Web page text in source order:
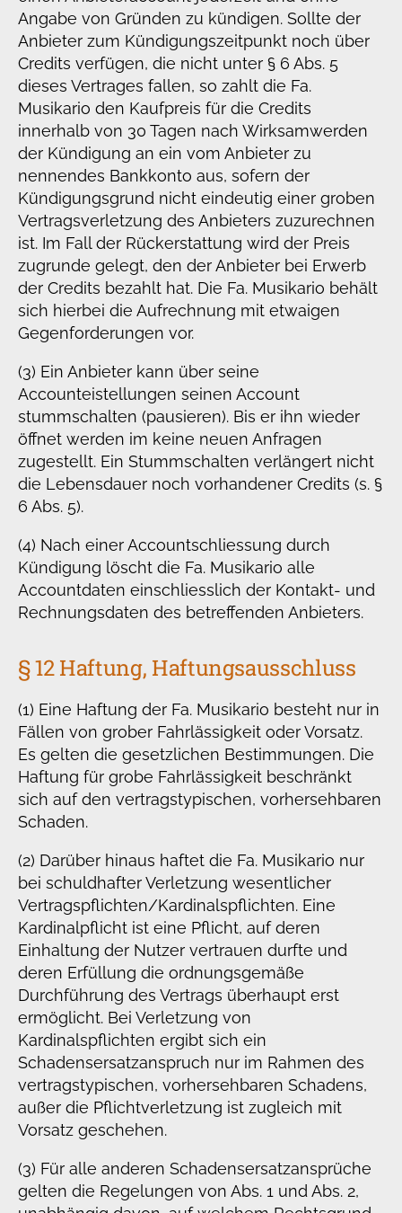
Angabe von Gründen zu kündigen. Sollte der
Anbieter zum Kündigungszeitpunkt noch über
Credits verfügen, die nicht unter § 6 Abs. 5
dieses Vertrages fallen, so zahlt die Fa.
Musikario den Kaufpreis für die Credits
innerhalb von 30 Tagen nach Wirksamwerden
der Kündigung an ein vom Anbieter zu
nennendes Bankkonto aus, sofern der
Kündigungsgrund nicht eindeutig einer groben
Vertragsverletzung des Anbieters zuzurechnen
ist. Im Fall der Rückerstattung wird der Preis
zugrunde gelegt, den der Anbieter bei Erwerb
der Credits bezahlt hat. Die Fa. Musikario behält
sich hierbei die Aufrechnung mit etwaigen
Gegenforderungen vor.
(3) Ein Anbieter kann über seine
Accounteistellungen seinen Account
stummschalten (pausieren). Bis er ihn wieder
öffnet werden im keine neuen Anfragen
zugestellt. Ein Stummschalten verlängert nicht
die Lebensdauer noch vorhandener Credits (s. §
6 Abs. 5).
(4) Nach einer Accountschliessung durch
Kündigung löscht die Fa. Musikario alle
Accountdaten einschliesslich der Kontakt- und
Rechnungsdaten des betreffenden Anbieters.
§ 12 Haftung, Haftungsausschluss
(1) Eine Haftung der Fa. Musikario besteht nur in
Fällen von grober Fahrlässigkeit oder Vorsatz.
Es gelten die gesetzlichen Bestimmungen. Die
Haftung für grobe Fahrlässigkeit beschränkt
sich auf den vertragstypischen, vorhersehbaren
Schaden.
(2) Darüber hinaus haftet die Fa. Musikario nur
bei schuldhafter Verletzung wesentlicher
Vertragspflichten/Kardinalspflichten. Eine
Kardinalpflicht ist eine Pflicht, auf deren
Einhaltung der Nutzer vertrauen durfte und
deren Erfüllung die ordnungsgemäße
Durchführung des Vertrags überhaupt erst
ermöglicht. Bei Verletzung von
Kardinalspflichten ergibt sich ein
Schadensersatzanspruch nur im Rahmen des
vertragstypischen, vorhersehbaren Schadens,
außer die Pflichtverletzung ist zugleich mit
Vorsatz geschehen.
(3) Für alle anderen Schadensersatzansprüche
gelten die Regelungen von Abs. 1 und Abs. 2,